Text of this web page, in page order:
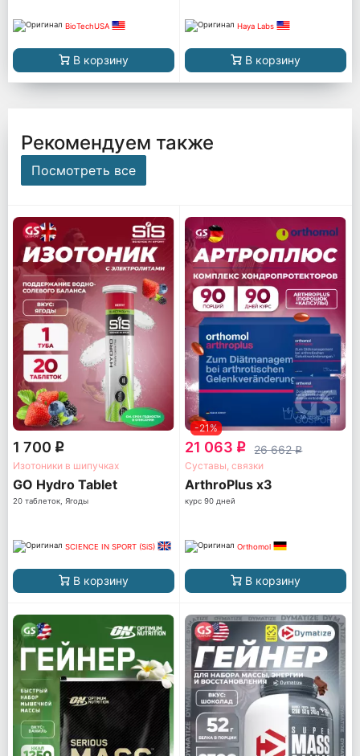
BioTechUSA
В корзину
Haya Labs
В корзину
Рекомендуем также
Посмотреть все
1 700 q
Изотоники в шипучках
GO Hydro Tablet
20 таблеток, Ягоды
SCIENCE IN SPORT (SiS)
В корзину
-21%
21 063 q 26 662q
Суставы, связки
ArthroPlus x3
курс 90 дней
Orthomol
В корзину